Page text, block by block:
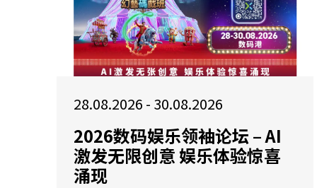
28.08.2026 - 30.08.2026
2026数码娱乐领袖论坛 – AI
激发无限创意 娱乐体验惊喜
涌现